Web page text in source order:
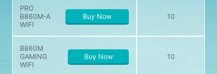
PRO
B860M-A
WIFI
Buy Now 10
B860M
GAMING
WIFI
Buy Now 10
Fiyatlar döviz kuruna göre değişebilir ve önceden haber
verilmeksizin değiştirilebilir.